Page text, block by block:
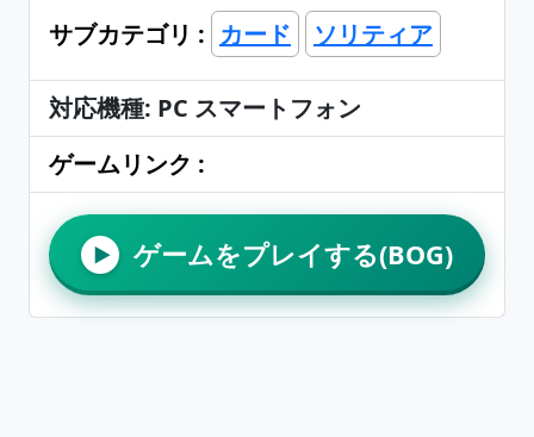
サブカテゴリ : カード ソリティア
対応機種: PC スマートフォン
ゲームリンク :
▶ ゲームをプレイする(BOG)